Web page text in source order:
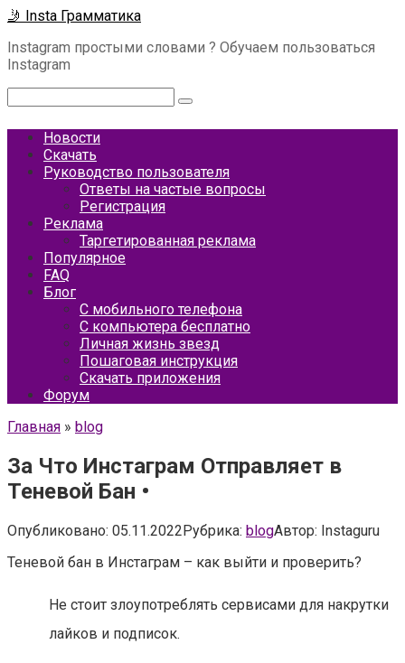
Перейти
контенту
🤳 Insta Грамматика
Instagram простыми словами ? Обучаем пользоваться
Instagram
Новости
Скачать
Руководство пользователя
Ответы на частые вопросы
Регистрация
Реклама
Таргетированная реклама
Популярное
FAQ
Блог
С мобильного телефона
С компьютера бесплатно
Личная жизнь звезд
Пошаговая инструкция
Скачать приложения
Форум
Главная » blog
За Что Инстаграм Отправляет в
Теневой Бан •
Опубликовано: 05.11.2022Рубрика: blogАвтор: Instaguru
Теневой бан в Инстаграм – как выйти и проверить?
Не стоит злоупотреблять сервисами для накрутки
лайков и подписок.